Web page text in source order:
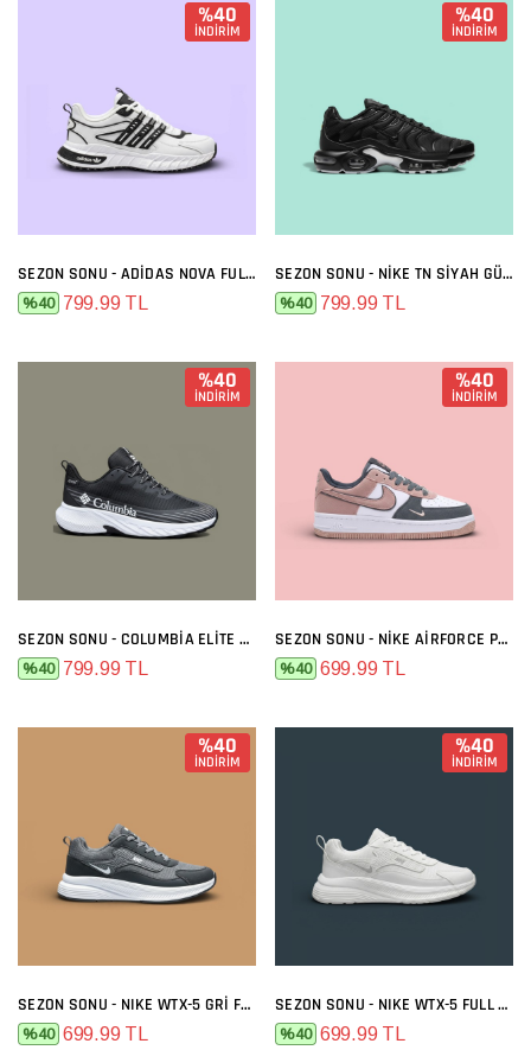
%40
İNDİRİM
SEZON SONU - ADIDAS NOVA FULL BEYAZ
%40 799.99 TL
%40
İNDİRİM
SEZON SONU - NIKE TN SIYAH GÜMÜŞ
%40 799.99 TL
%40
İNDİRİM
SEZON SONU - COLUMBIA ELITE SIYAH BEYAZ
%40 799.99 TL
%40
İNDİRİM
SEZON SONU - NIKE AIRFORCE PREMIUM GRI MELO
%40 699.99 TL
%40
İNDİRİM
SEZON SONU - NIKE WTX-5 GRI FÜME
%40 699.99 TL
%40
İNDİRİM
SEZON SONU - NIKE WTX-5 FULL BEYAZ
%40 699.99 TL